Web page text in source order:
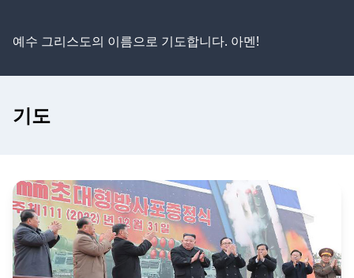
예수 그리스도의 이름으로 기도합니다. 아멘!
기도